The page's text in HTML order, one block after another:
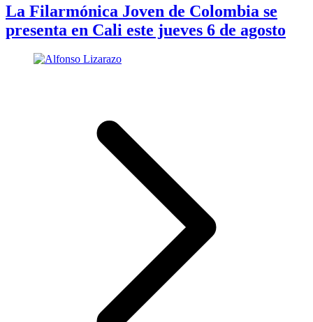
La Filarmónica Joven de Colombia se
presenta en Cali este jueves 6 de agosto